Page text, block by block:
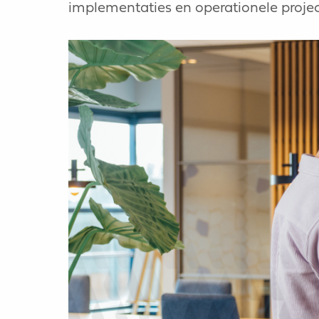
implementaties en operationele